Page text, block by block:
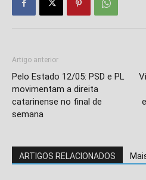
Artigo anterior
Pelo Estado 12/05: PSD e PL
movimentam a direita
catarinense no final de
semana
ARTIGOS RELACIONADOS